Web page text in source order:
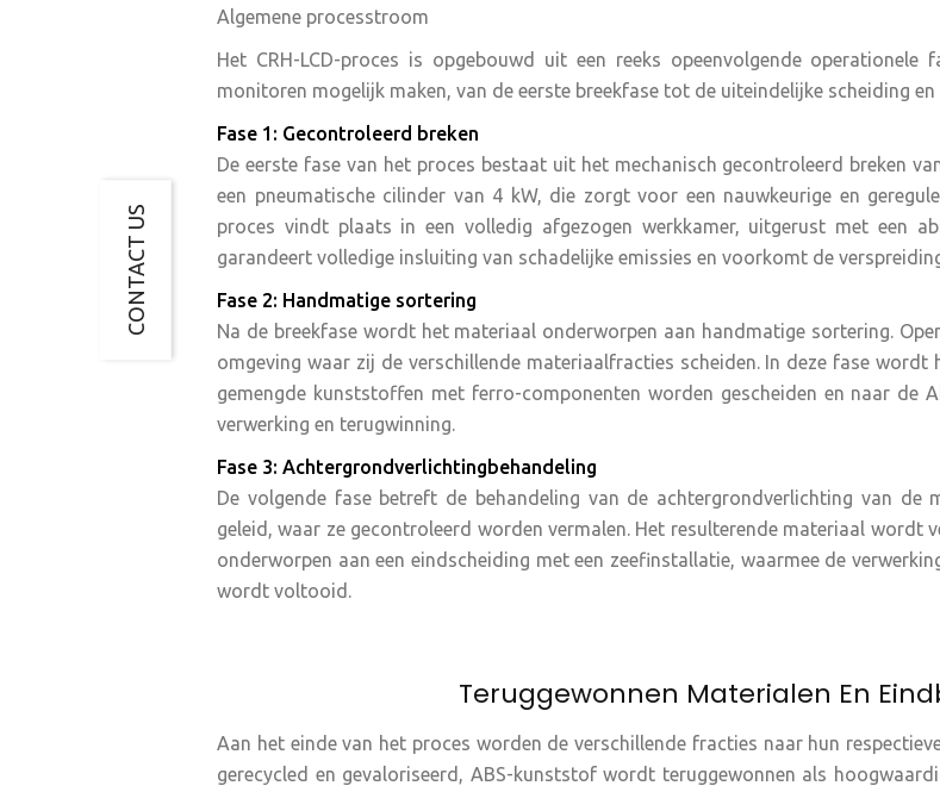
CONTACT US
Algemene processtroom
Het CRH-LCD-proces is opgebouwd uit een reeks opeenvolgende operationele
monitoren mogelijk maken, van de eerste breekfase tot de uiteindelijke scheiding
Fase 1: Gecontroleerd breken
De eerste fase van het proces bestaat uit het mechanisch gecontroleerd breken
een pneumatische cilinder van 4 kW, die zorgt voor een nauwkeurige en
proces vindt plaats in een volledig afgezogen werkkamer, uitgerust met een
garandeert volledige insluiting van schadelijke emissies en voorkomt de
Fase 2: Handmatige sortering
Na de breekfase wordt het materiaal onderworpen aan handmatige sortering.
omgeving waar zij de verschillende materiaalfracties scheiden. In deze fase
gemengde kunststoffen met ferro-componenten worden gescheiden en naar de
verwerking en terugwinning.
Fase 3: Achtergrondverlichtingbehandeling
De volgende fase betreft de behandeling van de achtergrondverlichting van de
geleid, waar ze gecontroleerd worden vermalen. Het resulterende materiaal wordt
onderworpen aan een eindscheiding met een zeefinstallatie, waarmee de
wordt voltooid.
Teruggewonnen Materialen En
Aan het einde van het proces worden de verschillende fracties naar hun
gerecycled en gevaloriseerd, ABS-kunststof wordt teruggewonnen als